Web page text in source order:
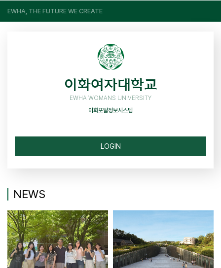
EWHA, THE FUTURE WE CREATE
이화여자대학교
EWHA WOMANS UNIVERSITY
이화포탈정보시스템
LOGIN
NEWS